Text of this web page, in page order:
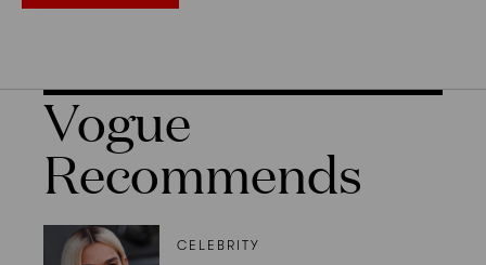
Vogue
Recommends
CELEBRITY